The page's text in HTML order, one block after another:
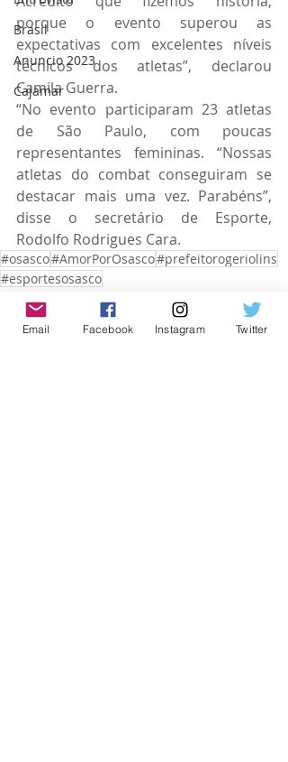
Brasil
Anuncio 2023
Cajamar
porque o evento superou as
expectativas com excelentes níveis
técnicos dos atletas”, declarou
Camila Guerra.
“No evento participaram 23 atletas
de São Paulo, com poucas
representantes femininas. “Nossas
atletas do combat conseguiram se
destacar mais uma vez. Parabéns”,
disse o secretário de Esporte,
Rodolfo Rodrigues Cara.
#osasco#AmorPorOsasco#prefeitorogeriolins
#esportesosasco
Osasco
Email Facebook Instagram Twitter